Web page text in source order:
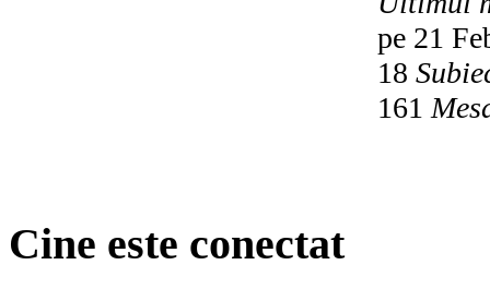
pe 21
18
161
Cine este conectat